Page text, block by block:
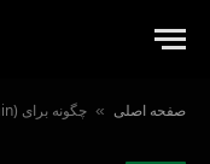
صفحه اصلی » چگونه برای (Berachain)آماده شویم: بلاک‌چین جدید با اثبات نقدینگی